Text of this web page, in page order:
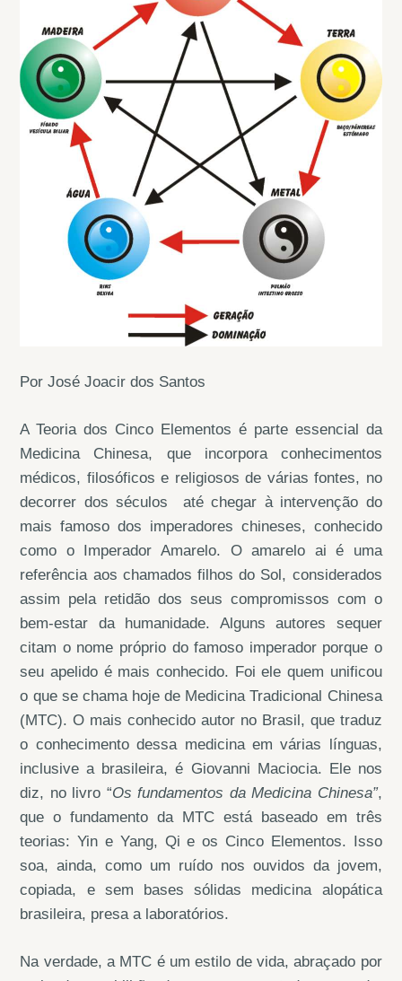
Por José Joacir dos Santos
A Teoria dos Cinco Elementos é parte essencial da
Medicina Chinesa, que incorpora conhecimentos
médicos, filosóficos e religiosos de várias fontes, no
decorrer dos séculos até chegar à intervenção do
mais famoso dos imperadores chineses, conhecido
como o Imperador Amarelo. O amarelo ai é uma
referência aos chamados filhos do Sol, considerados
assim pela retidão dos seus compromissos com o
bem-estar da humanidade. Alguns autores sequer
citam o nome próprio do famoso imperador porque o
seu apelido é mais conhecido. Foi ele quem unificou
o que se chama hoje de Medicina Tradicional Chinesa
(MTC). O mais conhecido autor no Brasil, que traduz
o conhecimento dessa medicina em várias línguas,
inclusive a brasileira, é Giovanni Maciocia. Ele nos
diz, no livro “Os fundamentos da Medicina Chinesa”,
que o fundamento da MTC está baseado em três
teorias: Yin e Yang, Qi e os Cinco Elementos. Isso
soa, ainda, como um ruído nos ouvidos da jovem,
copiada, e sem bases sólidas medicina alopática
brasileira, presa a laboratórios.
Na verdade, a MTC é um estilo de vida, abraçado por